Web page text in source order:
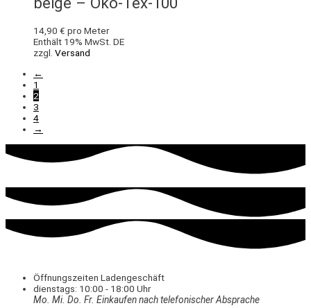
14,90 € pro Meter
Enthält 19% MwSt. DE
zzgl. Versand
←
1
2
3
4
→
Öffnungszeiten Ladengeschäft
dienstags: 10:00 - 18:00 Uhr
Mo. Mi. Do. Fr. Einkaufennach telefonischer Absprache